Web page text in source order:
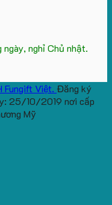
nghỉ Chủ nhật.
Fungift Việt. Đăng ký
25/10/2019 nơi cấp
Mỹ